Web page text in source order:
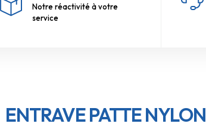
Notre réactivité à votre
service
ENTRAVE PATTE NYLON